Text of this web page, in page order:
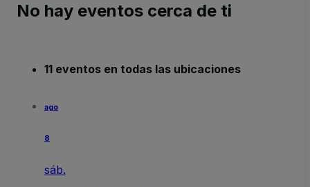
No hay eventos cerca de ti
11 eventos en todas las ubicaciones
ago
8
sáb.